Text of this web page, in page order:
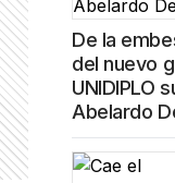
De la
del nuevo
UNIDIPLO
Abelardo